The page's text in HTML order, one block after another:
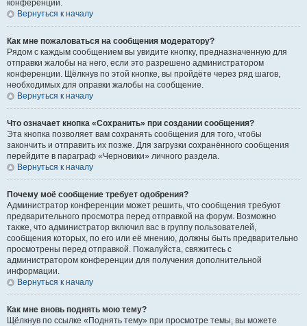
конференции.
Вернуться к началу
Как мне пожаловаться на сообщения модератору?
Рядом с каждым сообщением вы увидите кнопку, предназначенную для
отправки жалобы на него, если это разрешено администратором
конференции. Щёлкнув по этой кнопке, вы пройдёте через ряд шагов,
необходимых для оправки жалобы на сообщение.
Вернуться к началу
Что означает кнопка «Сохранить» при создании сообщения?
Эта кнопка позволяет вам сохранять сообщения для того, чтобы
закончить и отправить их позже. Для загрузки сохранённого сообщения
перейдите в параграф «Черновики» личного раздела.
Вернуться к началу
Почему моё сообщение требует одобрения?
Администратор конференции может решить, что сообщения требуют
предварительного просмотра перед отправкой на форум. Возможно
также, что администратор включил вас в группу пользователей,
сообщения которых, по его или её мнению, должны быть предварительно
просмотрены перед отправкой. Пожалуйста, свяжитесь с
администратором конференции для получения дополнительной
информации.
Вернуться к началу
Как мне вновь поднять мою тему?
Щёлкнув по ссылке «Поднять тему» при просмотре темы, вы можете